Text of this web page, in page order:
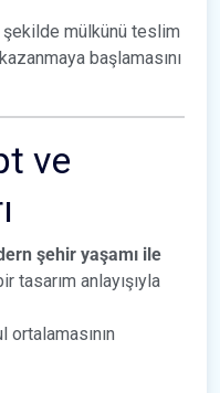
şekilde mülkünü teslim
başlamasını
ve
şehir yaşamı ile
tasarım anlayışıyla
ortalamasının